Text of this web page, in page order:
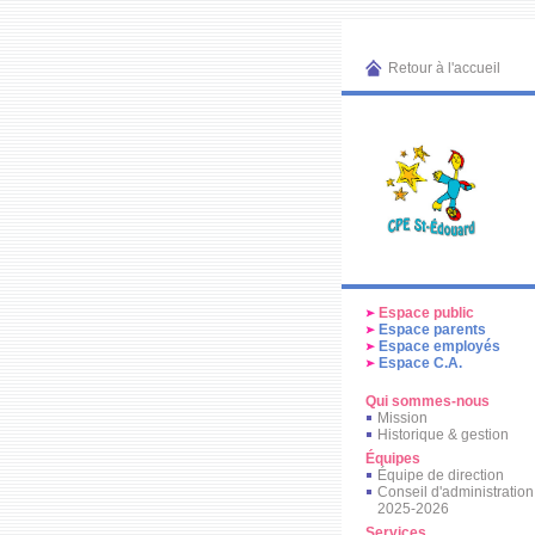
Retour à l'accueil
Espace public
Espace parents
Espace employés
Espace C.A.
Qui sommes-nous
Mission
Historique & gestion
Équipes
Équipe de direction
Conseil d'administration
2025-2026